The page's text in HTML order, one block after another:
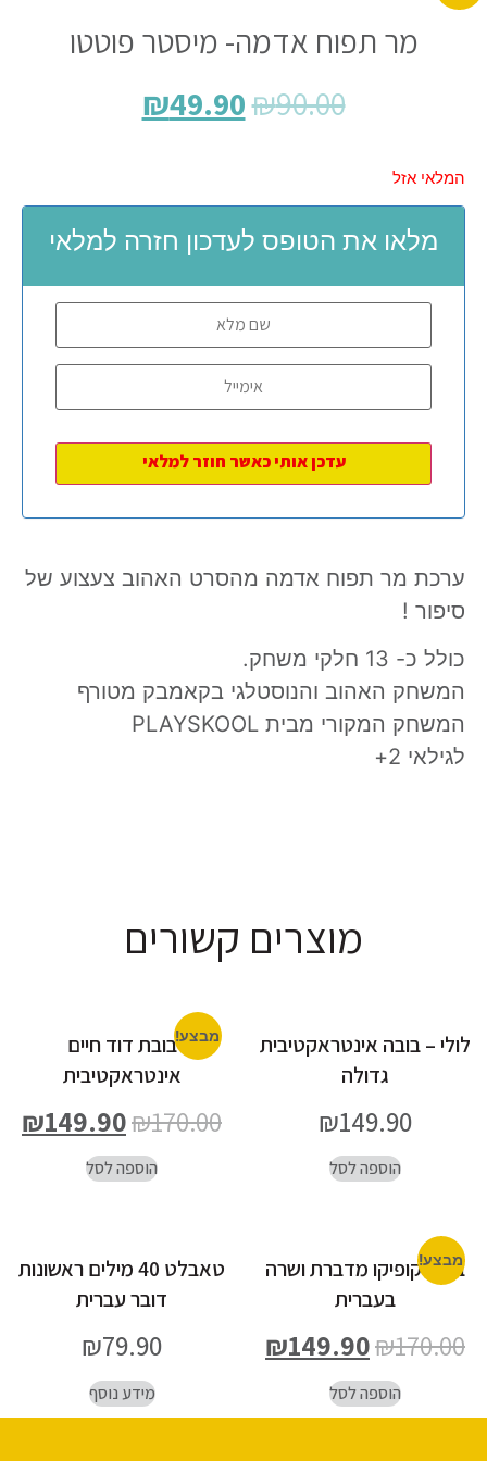
מר תפוח אדמה- מיסטר פוטטו
₪90.00
₪49.90
המלאי אזל
מלאו את הטופס לעדכון חזרה למלאי
ערכת מר תפוח אדמה מהסרט האהוב צעצוע של
סיפור !
כולל כ- 13 חלקי משחק.
המשחק האהוב והנוסטלגי בקאמבק מטורף
המשחק המקורי מבית PLAYSKOOL
לגילאי 2+
מוצרים קשורים
לולי – בובה אינטראקטיבית
גדולה
₪149.90
הוספה לסל
מבצע!בובת דוד חיים
אינטראקטיבית
₪170.00
₪149.90
הוספה לסל
מבצע!
בובת קופיקו מדברת ושרה
בעברית
₪170.00
₪149.90
הוספה לסל
טאבלט 40 מילים ראשונות
דובר עברית
₪79.90
מידע נוסף